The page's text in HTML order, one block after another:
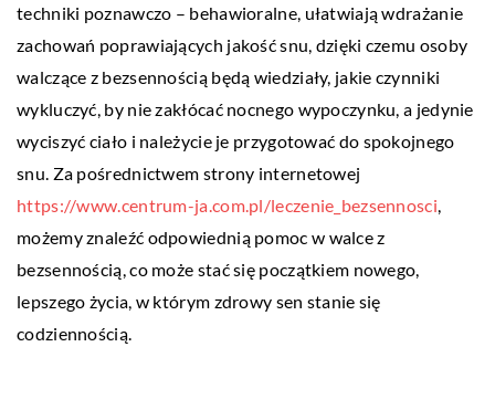
techniki poznawczo – behawioralne, ułatwiają wdrażanie
zachowań poprawiających jakość snu, dzięki czemu osoby
walczące z bezsennością będą wiedziały, jakie czynniki
wykluczyć, by nie zakłócać nocnego wypoczynku, a jedynie
wyciszyć ciało i należycie je przygotować do spokojnego
snu. Za pośrednictwem strony internetowej
https://www.centrum-ja.com.pl/leczenie_bezsennosci
możemy znaleźć odpowiednią pomoc w walce z
bezsennością, co może stać się początkiem nowego,
lepszego życia, w którym zdrowy sen stanie się
codziennością.